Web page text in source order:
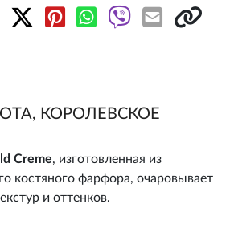
КОРОЛЕВСКОЕ
Creme, изготовленная из
костяного фарфора, очаровывает
и оттенков.